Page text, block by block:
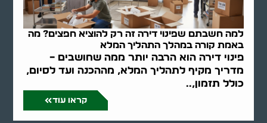
למה חשבתם שפינוי דירה זה רק להוציא חפצים? מה
באמת קורה במהלך התהליך המלא
פינוי דירה הוא הרבה יותר ממה שחושבים –
מדריך מקיף לתהליך המלא, מההכנה ועד לסיום,
כולל תזמון,..
קראו עוד